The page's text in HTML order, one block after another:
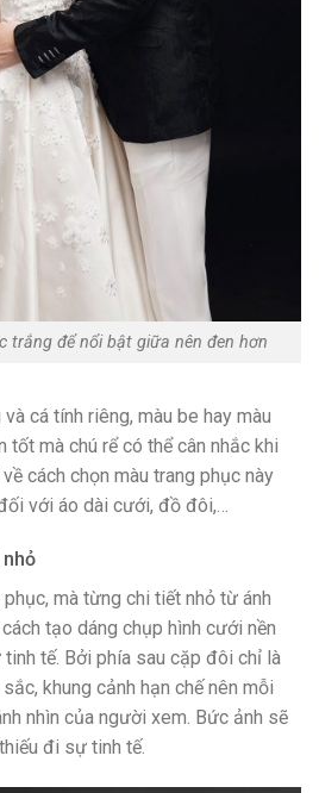
trắng để nổi bật giữa nên đen hơn
cá tính riêng, màu be hay màu
tốt mà chú rể có thể cân nhắc khi
cách chọn màu trang phục này
với áo dài cưới, đồ đôi,…
mà từng chi tiết nhỏ từ ánh
tạo dáng chụp hình cưới nền
tế. Bởi phía sau cặp đôi chỉ là
khung cảnh hạn chế nên mỗi
nhìn của người xem. Bức ảnh sẽ
đi sự tinh tế.